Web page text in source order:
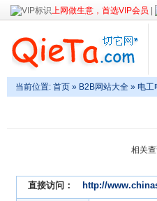
上网做生意，首选VIP会员
当前位置: 首页 » B2B网站大全 » 电工
相关查
直接访问： http://